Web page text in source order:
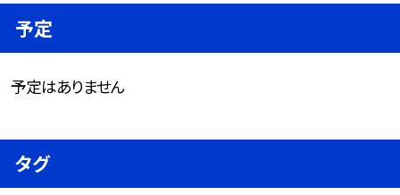
予定
予定はありません
タグ